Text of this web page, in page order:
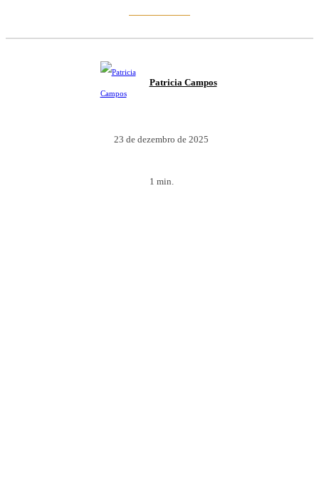
Patricia Campos
23 de dezembro de 2025
1 min.